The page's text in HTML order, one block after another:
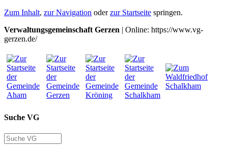
Zum Inhalt, zur Navigation oderzur Startseite springen.
Verwaltungsgemeinschaft Gerzen | Online: https://www.vg-
gerzen.de/
Suche VG